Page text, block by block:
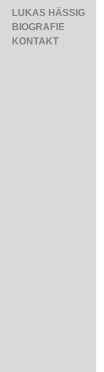
LUKAS HÄSSIG
BIOGRAFIE
KONTAKT